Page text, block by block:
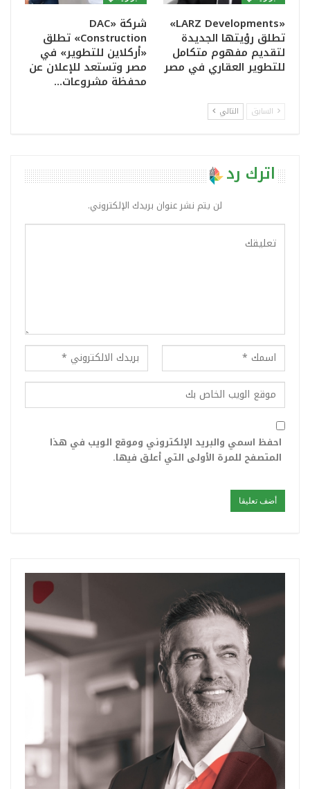
«LARZ Developments»
تطلق رؤيتها الجديدة
لتقديم مفهوم متكامل
للتطوير العقاري في مصر
شركة «DAC
Construction» تطلق
«أركلاين للتطوير» في
مصر وتستعد للإعلان عن
محفظة مشروعات…
السابق التالي
اترك رد
لن يتم نشر عنوان بريدك الإلكتروني.
احفظ اسمي والبريد الإلكتروني وموقع الويب في هذا
المتصفح للمرة الأولى التي أعلق فيها.